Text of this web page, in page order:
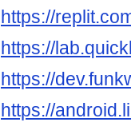
https://
https://
https://
https://